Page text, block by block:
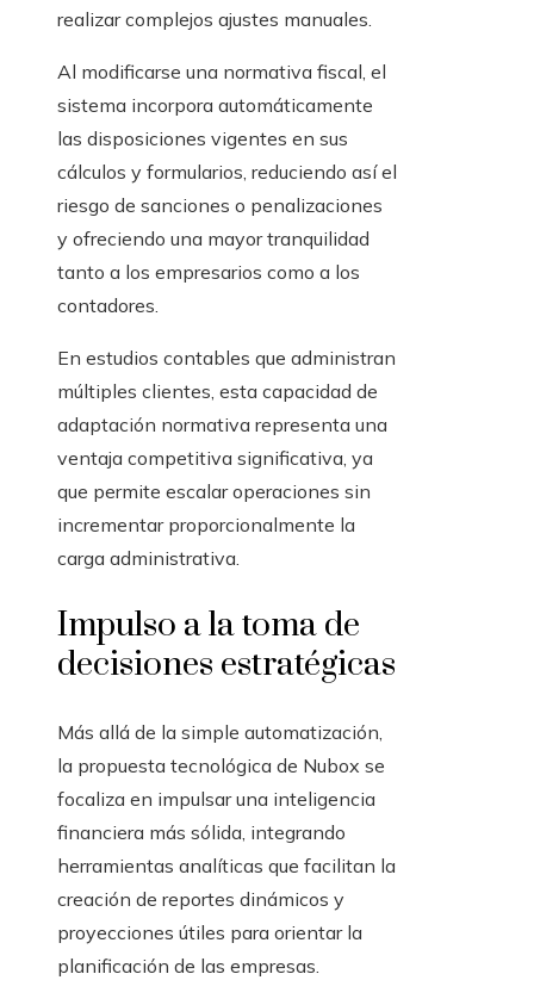
realizar complejos ajustes manuales.
Al modificarse una normativa fiscal, el
sistema incorpora automáticamente
las disposiciones vigentes en sus
cálculos y formularios, reduciendo así el
riesgo de sanciones o penalizaciones
y ofreciendo una mayor tranquilidad
tanto a los empresarios como a los
contadores.
En estudios contables que administran
múltiples clientes, esta capacidad de
adaptación normativa representa una
ventaja competitiva significativa, ya
que permite escalar operaciones sin
incrementar proporcionalmente la
carga administrativa.
Impulso a la toma de
decisiones estratégicas
Más allá de la simple automatización,
la propuesta tecnológica de Nubox se
focaliza en impulsar una inteligencia
financiera más sólida, integrando
herramientas analíticas que facilitan la
creación de reportes dinámicos y
proyecciones útiles para orientar la
planificación de las empresas.